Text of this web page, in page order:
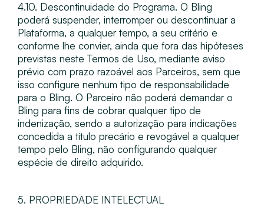
4.10. Descontinuidade do Programa​. O Bling
poderá suspender, interromper ou descontinuar a
Plataforma, a qualquer tempo, a seu critério e
conforme lhe convier, ainda que fora das hipóteses
previstas neste Termos de Uso, mediante aviso
prévio com prazo razoável aos Parceiros, sem que
isso configure nenhum tipo de responsabilidade
para o Bling. O Parceiro não poderá demandar o
Bling para fins de cobrar qualquer tipo de
indenização, sendo a autorização para indicações
concedida a título precário e revogável a qualquer
tempo pelo Bling, não configurando qualquer
espécie de direito adquirido.
5. PROPRIEDADE INTELECTUAL